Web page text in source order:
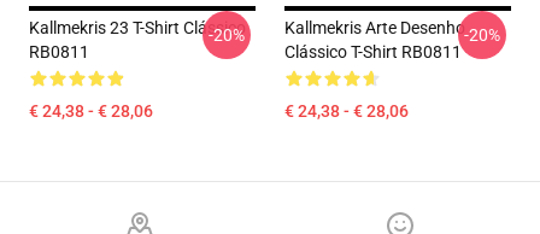
Kallmekris 23 T-Shirt Clássico
RB0811
€ 24,38 - € 28,06
-20%
Kallmekris Arte Desenho
Clássico T-Shirt RB0811
€ 24,38 - € 28,06
-20%